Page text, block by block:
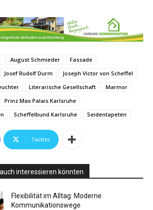
August Schmieder
Fassade
Josef Rudolf Durm
Joseph Victor von Scheffel
Literarische Gesellschaft
Marmor
Prinz Max Palais Karlsruhe
Scheffelbund Karlsruhe Seidentapeten
Twitter
interessieren könnten
Flexibilität im Alltag: Moderne
Kommunikationswege